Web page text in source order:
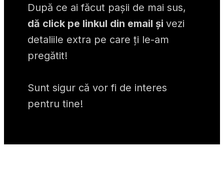
dă click pe linkul din email și vezi
detaliile extra pe care ți le-am
pregătit!
Sunt sigur că vor fi de interes
pentru tine!